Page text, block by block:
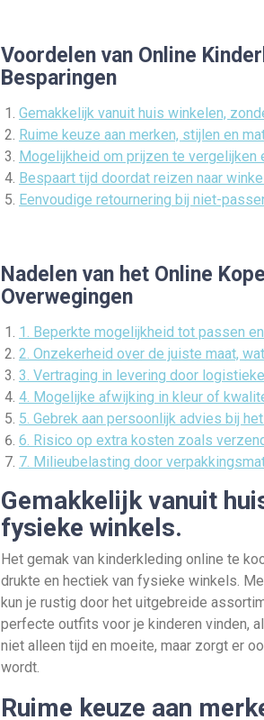
Voordelen van Online
Besparingen
Gemakkelijk vanuit huis winkelen,
Ruime keuze aan merken, stijlen en
Mogelijkheid om prijzen te vergelijken
Bespaart tijd doordat reizen naar
Eenvoudige retournering bij niet-
Nadelen van het Online
Overwegingen
1. Beperkte mogelijkheid tot passen
2. Onzekerheid over de juiste maat,
3. Vertraging in levering door
4. Mogelijke afwijking in kleur of
5. Gebrek aan persoonlijk advies bij
6. Risico op extra kosten zoals
7. Milieubelasting door
Gemakkelijk vanuit
fysieke winkels.
Het gemak van kinderkleding online te
drukte en hectiek van fysieke winkels.
kun je rustig door het uitgebreide
perfecte outfits voor je kinderen vinden,
niet alleen tijd en moeite, maar zorgt er
wordt.
Ruime keuze aan